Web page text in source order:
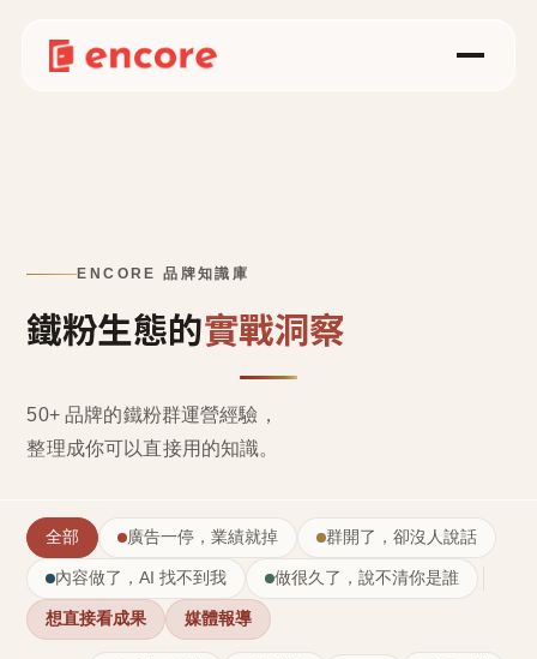
ENCORE 品牌知識庫
鐵粉生態的實戰洞察
50+ 品牌的鐵粉群運營經驗，
整理成你可以直接用的知識。
全部 廣告一停，業績就掉 群開了，卻沒人說話
內容做了，AI 找不到我 做很久了，說不清你是誰
想直接看成果 媒體報導